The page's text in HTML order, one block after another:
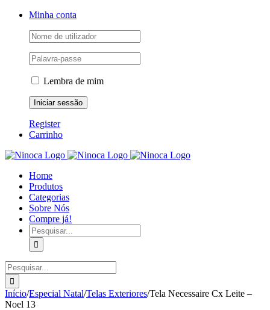
Skip
Facebook
Instagram
YouTubeMinha conta
Lembra de mim
Register
Carrinho
Home
Produtos
Categorias
Sobre Nós
Compre já!
Pesquisar
Pesquisar
Início/Especial Natal/Telas Exteriores/Tela Necessaire Cx Leite –
Noel 13